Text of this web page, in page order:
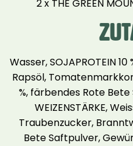
2 x THE GREEN
Wasser, SOJAPROTEIN
Rapsöl,
%, färbendes Rote
WEIZENSTÄRKE,
Traubenzucker,
Bete Saftpulver,